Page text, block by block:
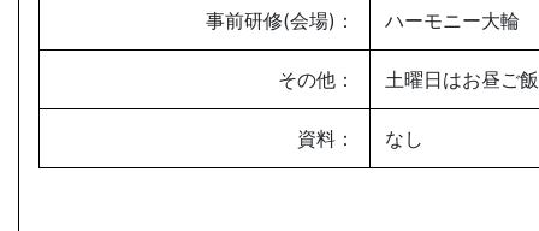
事前研修(会場)： ハーモニー大輪
その他： 土曜日はお昼ご
資料： なし